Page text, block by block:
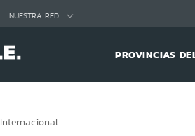
NUESTRA RED
PROVINCIAS
Internacional